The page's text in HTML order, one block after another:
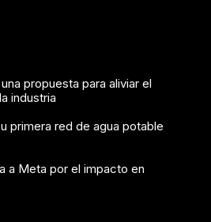
propuesta para aliviar el
industria
primera red de agua potable
a Meta por el impacto en